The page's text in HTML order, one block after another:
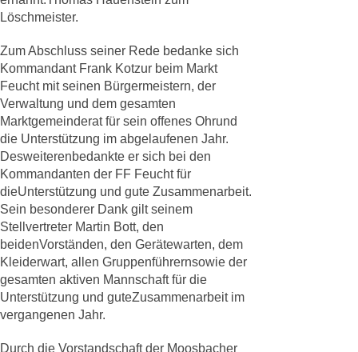
Löschmeister.
Zum Abschluss seiner Rede bedanke sich
Kommandant Frank Kotzur beim Markt
Feucht mit seinen Bürgermeistern, der
Verwaltung und dem gesamten
Marktgemeinderat für sein offenes Ohrund
die Unterstützung im abgelaufenen Jahr.
Desweiterenbedankte er sich bei den
Kommandanten der FF Feucht für
dieUnterstützung und gute Zusammenarbeit.
Sein besonderer Dank gilt seinem
Stellvertreter Martin Bott, den
beidenVorständen, den Gerätewarten, dem
Kleiderwart, allen Gruppenführernsowie der
gesamten aktiven Mannschaft für die
Unterstützung und guteZusammenarbeit im
vergangenen Jahr.
Durch die Vorstandschaft der Moosbacher